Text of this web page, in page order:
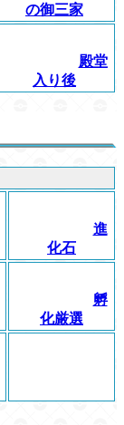
の御三家
殿堂
入り後
進
化石
孵
化厳選